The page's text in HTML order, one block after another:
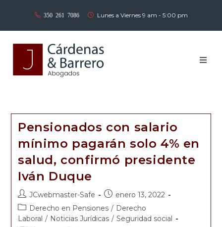
350 261 7086 Lunes a Viernes 9 am - 5:00 pm
Áreas de práctica
Equipo
Noticias
Contáctenos
Pensionados con salario
mínimo pagarán solo 4% en
salud, confirmó presidente
Iván Duque
JCwebmaster-Safe
enero 13, 2022
Derecho en Pensiones / Derecho
Laboral / Noticias Jurídicas / Seguridad social